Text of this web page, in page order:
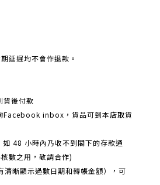
延遲均不會作退款。
貨後付款
Facebook inbox，貨品可到本店取貨
48 小時內乃收不到閣下的存款通
數之用，敬請合作)
清晰顯示過數日期和轉帳金額），可